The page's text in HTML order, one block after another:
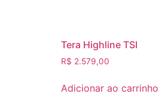
Tera Highline TSI
R$ 2.579,00
Adicionar ao carrinho